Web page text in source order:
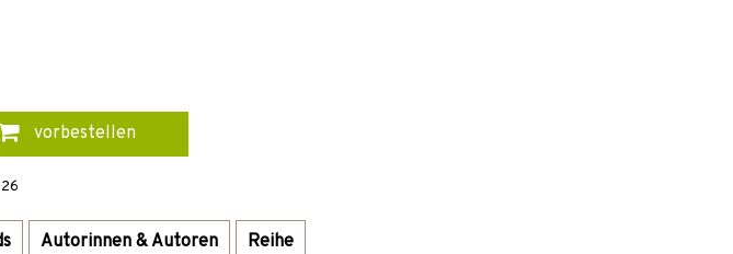
vorbestellen
Autorinnen & Autoren Reihe